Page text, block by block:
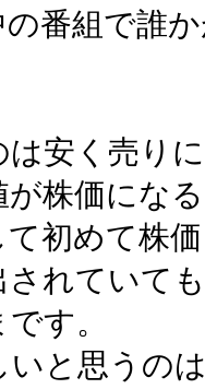
番組で誰
安く売り
が株価にな
初めて株
れていて
す。
いと思うの